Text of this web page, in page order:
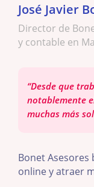
José Javier
Director de
y contable en
“Desde que
notablemente
muchas más
Bonet
online y atraer